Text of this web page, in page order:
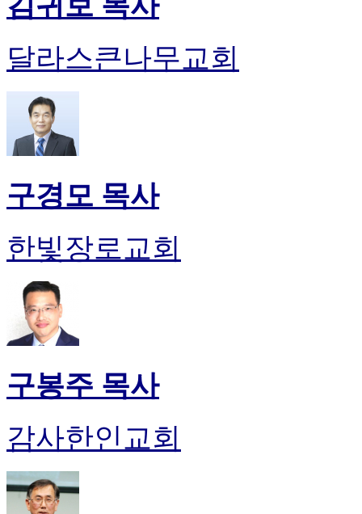
달라스큰나무교회
구경모 목사
한빛장로교회
구봉주 목사
감사한인교회